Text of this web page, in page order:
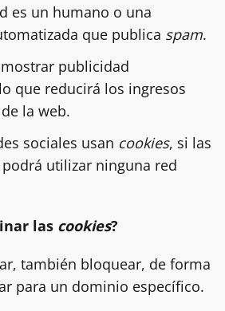
es un humano o una
que publica spam.
publicidad
que reducirá los ingresos
la web.
sociales usan cookies, si las
utilizar ninguna red
las cookies?
también bloquear, de forma
para un dominio específico.